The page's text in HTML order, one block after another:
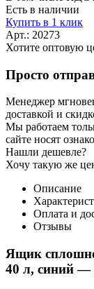
Есть в наличии
Купить в 1 клик
Арт.: 20273
Хотите оптовую
Просто
Менеджер
доставкой и
Мы работаем
сайте носят
Нашли дешевле?
Хочу такую же
Описание
Оплата и
Отзывы
Ящик
40 л, синий —